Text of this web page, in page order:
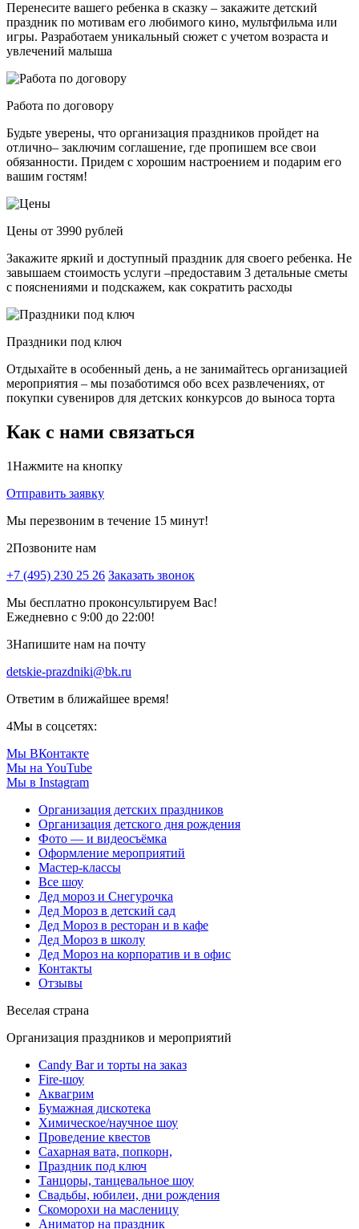
Перенесите вашего ребенка в сказку – закажите детский
праздник по мотивам его любимого кино, мультфильма или
игры. Разработаем уникальный сюжет с учетом возраста и
увлечений малыша
Работа по договору
Будьте уверены, что организация праздников пройдет на
отлично– заключим соглашение, где пропишем все свои
обязанности. Придем с хорошим настроением и подарим его
вашим гостям!
Цены от 3990 рублей
Закажите яркий и доступный праздник для своего ребенка. Не
завышаем стоимость услуги –предоставим 3 детальные сметы
с пояснениями и подскажем, как сократить расходы
Праздники под ключ
Отдыхайте в особенный день, а не занимайтесь организацией
мероприятия – мы позаботимся обо всех развлечениях, от
покупки сувениров для детских конкурсов до выноса торта
Как с нами связаться
1Нажмите на кнопку
Отправить заявку
Мы перезвоним в течение 15 минут!
2Позвоните нам
+7 (495) 230 25 26 Заказать звонок
Мы бесплатно проконсультируем Вас!
Ежедневно с 9:00 до 22:00!
3Напишите нам на почту
detskie-prazdniki@bk.ru
Ответим в ближайшее время!
4Мы в соцсетях:
Мы ВКонтакте
Мы на YouTube
Мы в Instagram
Организация детских праздников
Организация детского дня рождения
Фото — и видеосъёмка
Оформление мероприятий
Мастер-классы
Все шоу
Дед мороз и Снегурочка
Дед Мороз в детский сад
Дед Мороз в ресторан и в кафе
Дед Мороз в школу
Дед Мороз на корпоратив и в офис
Контакты
Отзывы
Веселая страна
Организация праздников и мероприятий
Candy Bar и торты на заказ
Fire-шоу
Аквагрим
Бумажная дискотека
Химическое/научное шоу
Проведение квестов
Сахарная вата, попкорн,
Праздник под ключ
Танцоры, танцевальное шоу
Свадьбы, юбилеи, дни рождения
Скоморохи на масленицу
Аниматор на праздник